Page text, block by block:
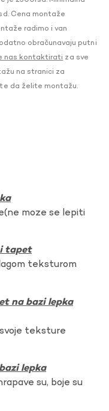
Cena montaže
radimo i van
obračunavaju putni
nas kontaktirati za sve
na stranici za
da želite montažu.
moze se lepiti
tapet
teksturom
na bazi lepka
teksture
lepka
su, boje su